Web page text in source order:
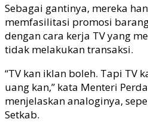
Sebagai gantinya, mereka
memfasilitasi promosi
dengan cara kerja TV yang
tidak melakukan transaksi.
“TV kan iklan boleh. Tapi TV
uang kan,” kata Menteri
menjelaskan analoginya,
Setkab.